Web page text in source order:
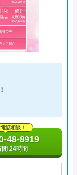
話相談！
48-8919
間 24時間